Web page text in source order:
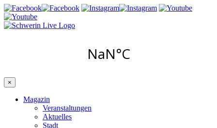
×
Magazin
Veranstaltungen
Aktuelles
Stadt